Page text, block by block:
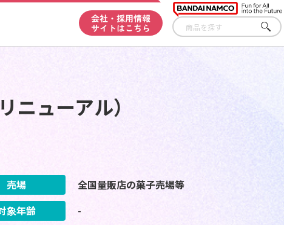
会社・採用情報
サイトはこちら
さが
す
ニューアル）
売場
全国量販店の菓子売場等
象年齢 -